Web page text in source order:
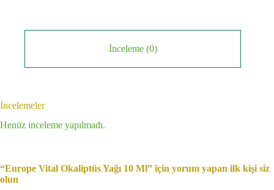
İnceleme (0)
İncelemeler
Henüz inceleme yapılmadı.
“Europe Vital Okaliptüs Yağı 10 Ml” için yorum yapan ilk kişi siz
olun